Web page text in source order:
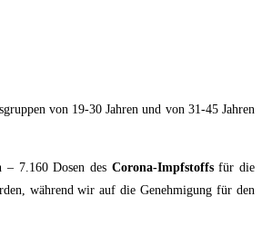
von 19-30 Jahren und von 31-45 Jahren
– 7.160 Dosen des Corona-Impfstoffsfür die
während wir auf die Genehmigung für den